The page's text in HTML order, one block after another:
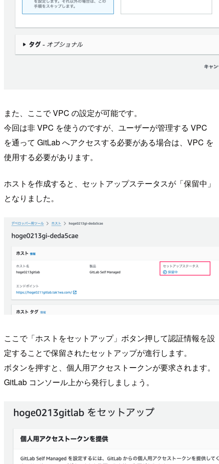
また、ここで VPC の設定が可能です。
今回は非 VPC を使うのですが、ユーザーが管理する VPC
を通って GitLab へアクセスする必要がある場合は、VPC を
使用する必要があります。
ホストを作成すると、セットアップステータスが「保留中」
となりました。
ここで「ホストをセットアップ」ボタン押して認証情報を設
定することで保留されたセットアップが進行します。
ボタンを押すと、個人用アクセストークンが要求されます。
GitLab コンソール上から発行しましょう。